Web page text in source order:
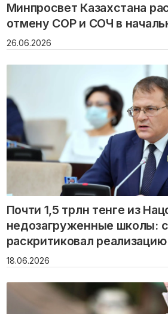
Минпросвет Казахстана
отмену СОР и СОЧ в
26.06.2026
Почти 1,5 трлн тенге из
недозагруженные школы:
раскритиковал
18.06.2026